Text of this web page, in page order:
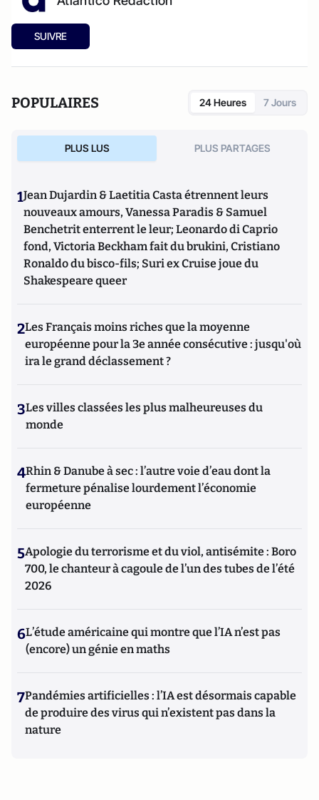
SUIVRE
POPULAIRES 24 Heures 7 Jours
PLUS LUS PLUS PARTAGES
1Jean Dujardin & Laetitia Casta étrennent leurs
nouveaux amours, Vanessa Paradis & Samuel
Benchetrit enterrent le leur; Leonardo di Caprio
fond, Victoria Beckham fait du brukini, Cristiano
Ronaldo du bisco-fils; Suri ex Cruise joue du
Shakespeare queer
2Les Français moins riches que la moyenne
européenne pour la 3e année consécutive : jusqu'où
ira le grand déclassement ?
3Les villes classées les plus malheureuses du
monde
4Rhin & Danube à sec : l’autre voie d’eau dont la
fermeture pénalise lourdement l’économie
européenne
5Apologie du terrorisme et du viol, antisémite : Boro
700, le chanteur à cagoule de l’un des tubes de l’été
2026
6L’étude américaine qui montre que l’IA n’est pas
(encore) un génie en maths
7Pandémies artificielles : l’IA est désormais capable
de produire des virus qui n’existent pas dans la
nature